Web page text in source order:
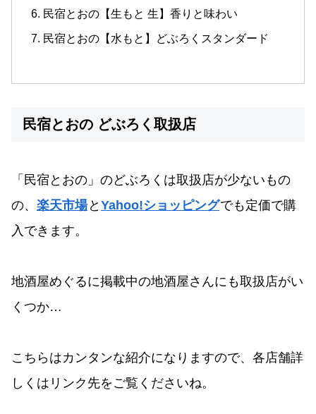
民宿とおの【生もと 生】香りと味わい
民宿とおの【水もと】どぶろくスタンダード
民宿とおの どぶろく取扱店
「民宿とおの」のどぶろくは取扱店が少ないもの
の、 楽天市場 と Yahoo!ショッピングでも定価で購
入できます。
地酒屋めぐるに掲載中の地酒屋さんにも取扱店がい
くつか…
こちらはカンタンな紹介になりますので、各店舗詳
しくはリンク先をご覧くださいね。